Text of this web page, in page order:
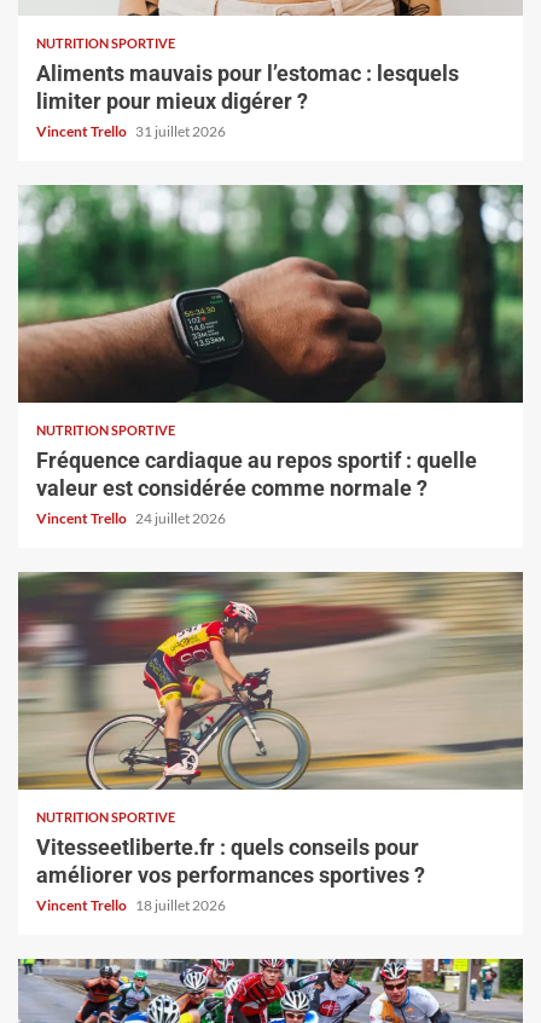
NUTRITION SPORTIVE
Aliments mauvais pour l’estomac : lesquels
limiter pour mieux digérer ?
Vincent Trello 31 juillet 2026
NUTRITION SPORTIVE
Fréquence cardiaque au repos sportif : quelle
valeur est considérée comme normale ?
Vincent Trello 24 juillet 2026
NUTRITION SPORTIVE
Vitesseetliberte.fr : quels conseils pour
améliorer vos performances sportives ?
Vincent Trello 18 juillet 2026